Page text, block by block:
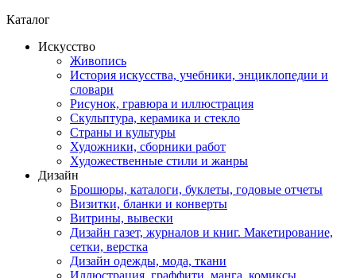
Каталог
Искусство
Живопись
История искусства, учебники, энциклопедии и
словари
Рисунок, гравюра и иллюстрация
Скульптура, керамика и стекло
Страны и культуры
Художники, сборники работ
Художественные стили и жанры
Дизайн
Брошюры, каталоги, буклеты, годовые отчеты
Визитки, бланки и конверты
Витрины, вывески
Дизайн газет, журналов и книг. Макетирование,
сетки, верстка
Дизайн одежды, мода, ткани
Иллюстрация, граффити, манга, комиксы,